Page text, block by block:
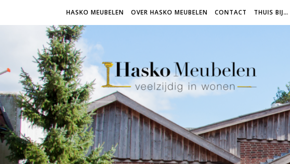
HASKO MEUBELEN OVER HASKO MEUBELEN CONTACT THUIS BIJ…